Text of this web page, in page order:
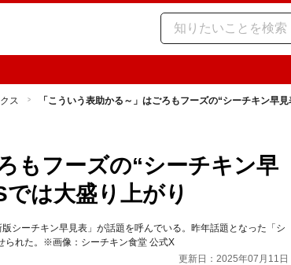
ス 「こういう表助かる～」はごろもフーズの“シーチキン早
もフーズの“シーチキン早
は大盛り上がり
シーチキン早見表」が話題を呼んでいる。昨年話題となった「シ
られた。※画像：シーチキン食堂 公式X
更新日：2025年07月11日